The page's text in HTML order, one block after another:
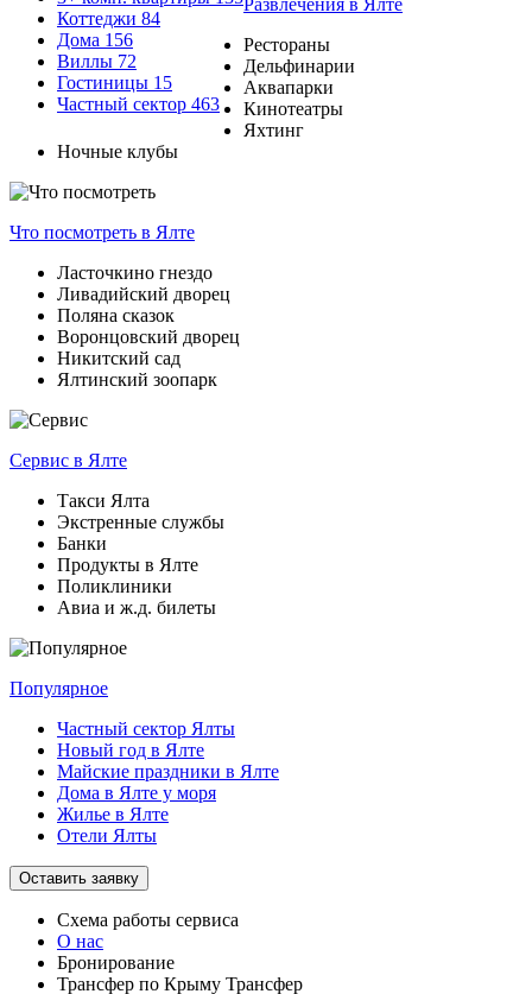
Коттеджи 84
Дома 156
Виллы 72
Гостиницы 15
Частный сектор 463
Рестораны
Дельфинарии
Аквапарки
Кинотеатры
Яхтинг
Ночные клубы
Что посмотреть в Ялте
Ласточкино гнездо
Ливадийский дворец
Поляна сказок
Воронцовский дворец
Никитский сад
Ялтинский зоопарк
Сервис в Ялте
Такси Ялта
Экстренные службы
Банки
Продукты в Ялте
Поликлиники
Авиа и ж.д. билеты
Популярное
Частный сектор Ялты
Новый год в Ялте
Майские праздники в Ялте
Дома в Ялте у моря
Жилье в Ялте
Отели Ялты
Оставить заявку
Схема работы сервиса
О нас
Бронирование
Трансфер по Крыму Трансфер